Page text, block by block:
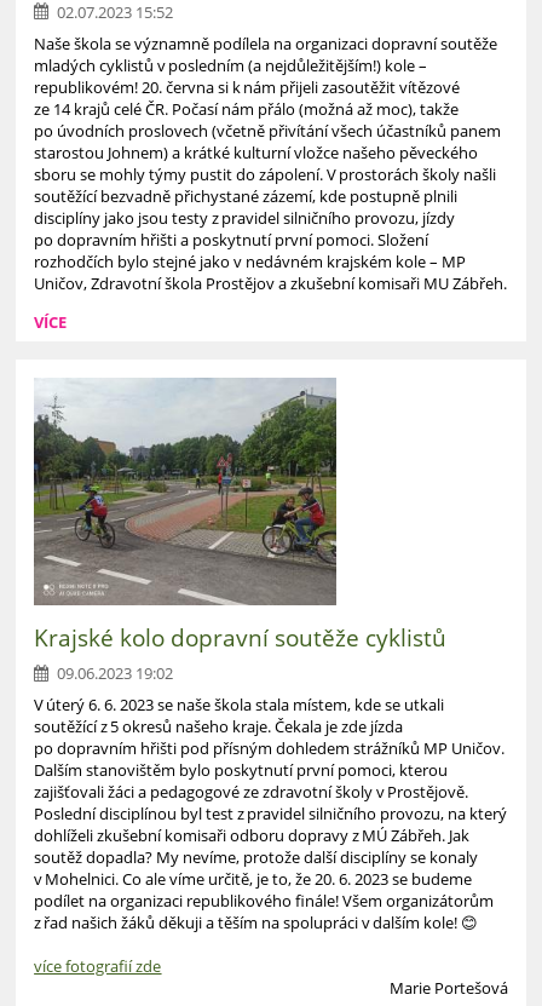
02.07.2023 15:52
Naše škola se významně podílela na organizaci dopravní soutěže
mladých cyklistů v posledním (a nejdůležitějším!) kole –
republikovém! 20. června si k nám přijeli zasoutěžit vítězové
ze 14 krajů celé ČR. Počasí nám přálo (možná až moc), takže
po úvodních proslovech (včetně přivítání všech účastníků panem
starostou Johnem) a krátké kulturní vložce našeho pěveckého
sboru se mohly týmy pustit do zápolení. V prostorách školy našli
soutěžící bezvadně přichystané zázemí, kde postupně plnili
disciplíny jako jsou testy z pravidel silničního provozu, jízdy
po dopravním hřišti a poskytnutí první pomoci. Složení
rozhodčích bylo stejné jako v nedávném krajském kole – MP
Uničov, Zdravotní škola Prostějov a zkušební komisaři MU Zábřeh.
VÍCE
Krajské kolo dopravní soutěže cyklistů
09.06.2023 19:02
V úterý 6. 6. 2023 se naše škola stala místem, kde se utkali
soutěžící z 5 okresů našeho kraje. Čekala je zde jízda
po dopravním hřišti pod přísným dohledem strážníků MP Uničov.
Dalším stanovištěm bylo poskytnutí první pomoci, kterou
zajišťovali žáci a pedagogové ze zdravotní školy v Prostějově.
Poslední disciplínou byl test z pravidel silničního provozu, na který
dohlíželi zkušební komisaři odboru dopravy z MÚ Zábřeh. Jak
soutěž dopadla? My nevíme, protože další disciplíny se konaly
v Mohelnici. Co ale víme určitě, je to, že 20. 6. 2023 se budeme
podílet na organizaci republikového finále! Všem organizátorům
z řad našich žáků děkuji a těším na spolupráci v dalším kole! 😊
více fotografií zde
Marie Portešová